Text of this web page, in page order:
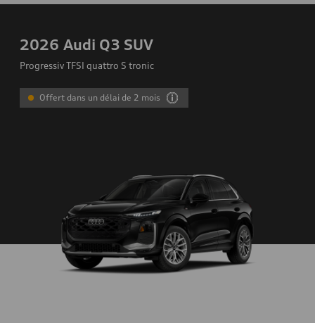
2026 Audi Q3 SUV
Progressiv TFSI quattro S tronic
Offert dans un délai de 2 mois